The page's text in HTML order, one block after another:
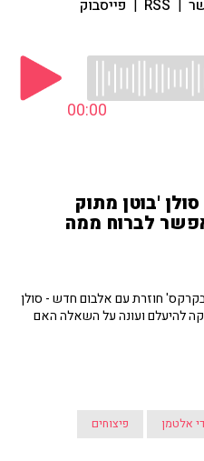
|
RSS
| פייסבוק
00:00
'בוטן מתוק
לברוח ממה
בקרקס' חוזרת עם אלבום חדש - סולן
להיעלם ועונה על השאלה האם
אלטמן פיצוחים